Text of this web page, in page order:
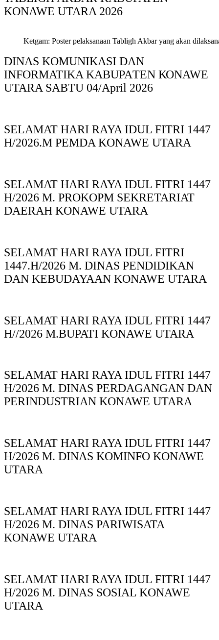
KONAWE UTARA 2026
Ketgam: Poster pelaksanaan Tabligh Akbar yang akan
DINAS KOMUNIKASI DAN
INFORMATIKA KABUPAΤΕΝ ΚΟNAWE
UTARA SABTU 04/April 2026
SELAMAT HARI RAYA IDUL FITRI 1447
H/2026.M PEMDA KONAWE UTARA
SELAMAT HARI RAYA IDUL FITRI 1447
H/2026 M. PROKOPM SEKRETARIAT
DAERAH KONAWE UTARA
SELAMAT HARI RAYA IDUL FITRI
1447.H/2026 M. DINAS PENDIDIKAN
DAN KEBUDAYAAN KONAWE UTARA
SELAMAT HARI RAYA IDUL FITRI 1447
H//2026 M.BUPATI KONAWE UTARA
SELAMAT HARI RAYA IDUL FITRI 1447
H/2026 M. DINAS PERDAGANGAN DAN
PERINDUSTRIAN KONAWE UTARA
SELAMAT HARI RAYA IDUL FITRI 1447
H/2026 M. DINAS KOMINFO KONAWE
UTARA
SELAMAT HARI RAYA IDUL FITRI 1447
H/2026 M. DINAS PARIWISATA
KONAWE UTARA
SELAMAT HARI RAYA IDUL FITRI 1447
H/2026 M. DINAS SOSIAL KONAWE
UTARA